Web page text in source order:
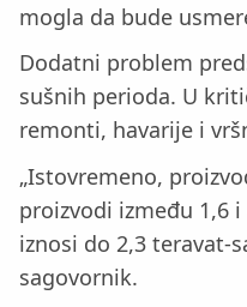
mogla da bude
Dodatni problem
sušnih perioda. U
remonti, havarije i
„Istovremeno,
proizvodi između 1,6
iznosi do 2,3 teravat-
sagovornik.